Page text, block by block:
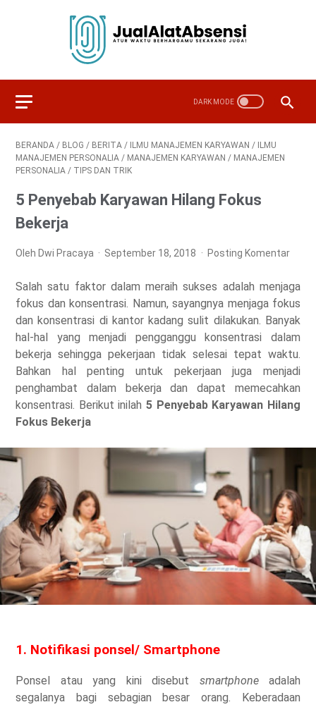
BERANDA / BLOG / BERITA / ILMU MANAJEMEN KARYAWAN / ILMU
MANAJEMEN PERSONALIA / MANAJEMEN KARYAWAN / MANAJEMEN
PERSONALIA / TIPS DAN TRIK
5 Penyebab Karyawan Hilang Fokus
Bekerja
Oleh Dwi Pracaya September 18, 2018 Posting Komentar
Salah satu faktor dalam meraih sukses adalah menjaga
fokus dan konsentrasi. Namun, sayangnya menjaga fokus
dan konsentrasi di kantor kadang sulit dilakukan. Banyak
hal-hal yang menjadi pengganggu konsentrasi dalam
bekerja sehingga pekerjaan tidak selesai tepat waktu.
Bahkan hal penting untuk pekerjaan juga menjadi
penghambat dalam bekerja dan dapat memecahkan
konsentrasi. Berikut inilah 5 Penyebab Karyawan Hilang
Fokus Bekerja
1. Notifikasi ponsel/ Smartphone
Ponsel atau yang kini disebut smartphone adalah
segalanya bagi sebagian besar orang. Keberadaan